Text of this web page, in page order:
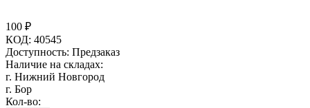
100 ₽
КОД: 40545
Доступность: Предзаказ
Наличие на складах:
г. Нижний Новгород
г. Бор
Кол-во: